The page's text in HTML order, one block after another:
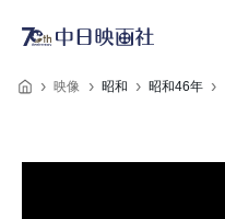
映像 昭和 昭和46年